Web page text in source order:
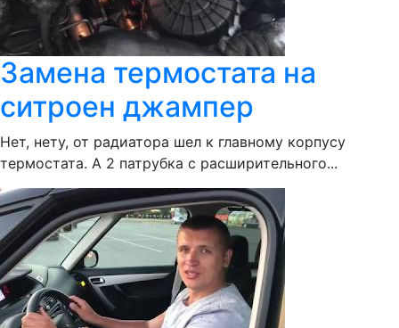
Замена термостата на
ситроен джампер
Нет, нету, от радиатора шел к главному корпусу
термостата. А 2 патрубка с расширительного...